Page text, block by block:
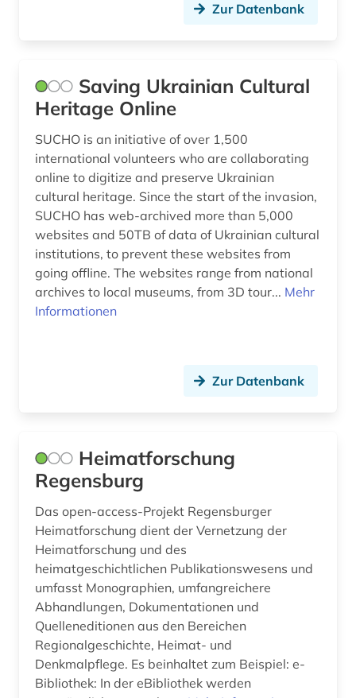
Zur Datenbank
Saving Ukrainian Cultural
Heritage Online
SUCHO is an initiative of over 1,500
international volunteers who are collaborating
online to digitize and preserve Ukrainian
cultural heritage. Since the start of the invasion,
SUCHO has web-archived more than 5,000
websites and 50TB of data of Ukrainian cultural
institutions, to prevent these websites from
going offline. The websites range from national
archives to local museums, from 3D tour... Mehr
Informationen
Zur Datenbank
Heimatforschung
Regensburg
Das open-access-Projekt Regensburger
Heimatforschung dient der Vernetzung der
Heimatforschung und des
heimatgeschichtlichen Publikationswesens und
umfasst Monographien, umfangreichere
Abhandlungen, Dokumentationen und
Quelleneditionen aus den Bereichen
Regionalgeschichte, Heimat- und
Denkmalpflege. Es beinhaltet zum Beispiel: e-
Bibliothek: In der eBibliothek werden